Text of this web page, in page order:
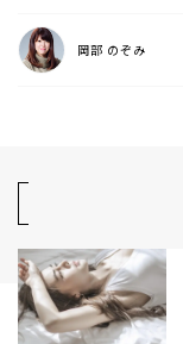
岡部 のぞみ